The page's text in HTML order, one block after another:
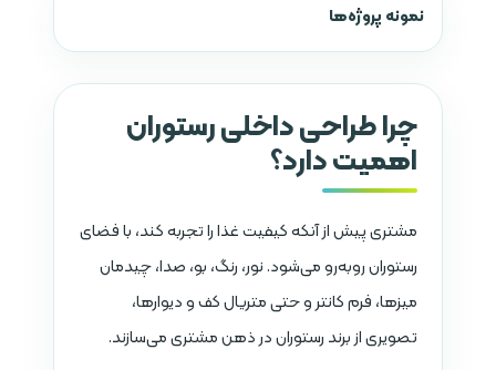
نمونه پروژه‌ها
چرا طراحی داخلی رستوران
اهمیت دارد؟
مشتری پیش از آنکه کیفیت غذا را تجربه کند، با فضای
رستوران روبه‌رو می‌شود. نور، رنگ، بو، صدا، چیدمان
میزها، فرم کانتر و حتی متریال کف و دیوارها،
تصویری از برند رستوران در ذهن مشتری می‌سازند.